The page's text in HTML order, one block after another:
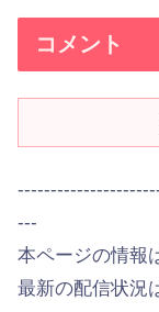
コメント
---
本ページの情報
最新の配信状況